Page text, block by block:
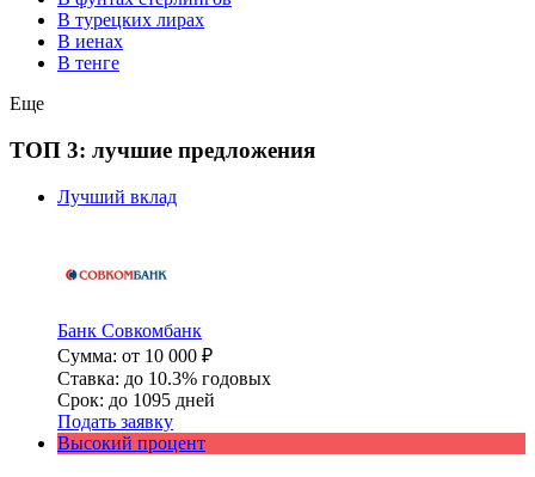
В турецких лирах
В иенах
В тенге
Еще
ТОП 3: лучшие предложения
Лучший вклад
Банк Совкомбанк
Сумма: от 10 000 ₽
Ставка: до 10.3% годовых
Срок: до 1095 дней
Подать заявку
Высокий процент